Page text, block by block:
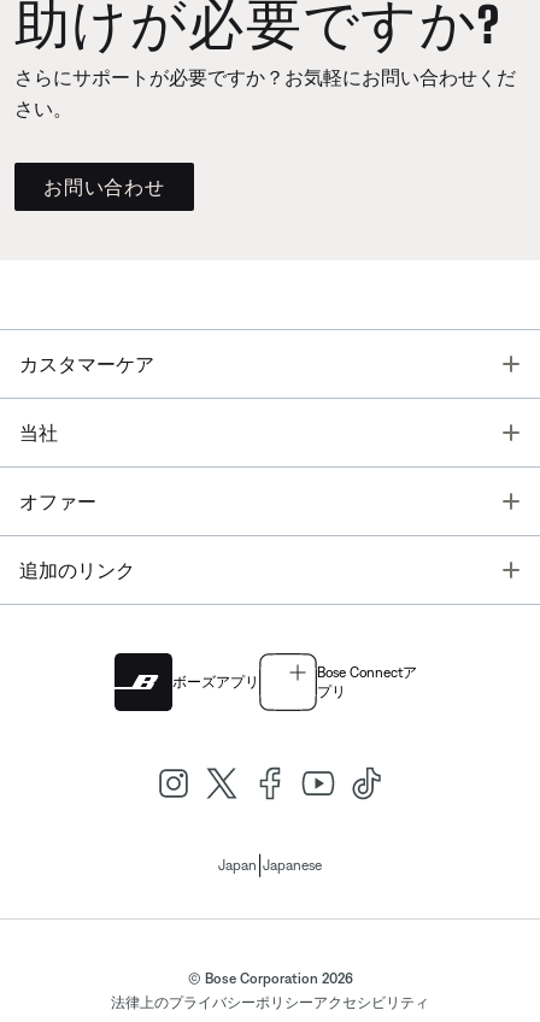
助けが必要ですか?
さらにサポートが必要ですか？お気軽にお問い合わせくだ
さい。
お問い合わせ
カスタマーケア
当社
オファー
追加のリンク
ボーズアプリ
Bose Connectア
プリ
Japan Japanese
© Bose Corporation 2026
法律上のプライバシーポリシーアクセシビリティ